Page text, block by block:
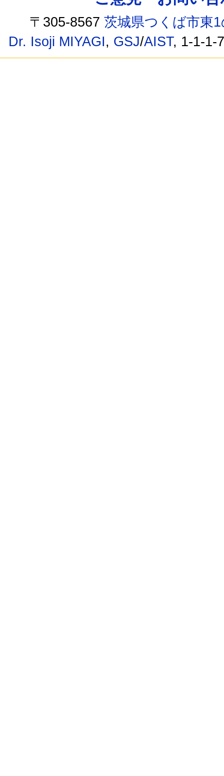
〒305-8567茨城県つくば市東
Dr. Isoji MIYAGI, GSJ/AIST, 1-1-1-